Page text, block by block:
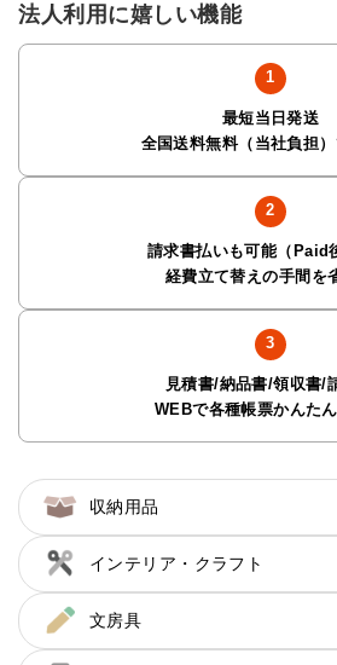
法人利用に嬉しい機能
最短当日発送
全国送料無料（当社負担）
請求書払いも可能（Paid
経費立て替えの手間を
見積書/納品書/領収書/
WEBで各種帳票かんたん
収納用品
インテリア・クラフト
文房具